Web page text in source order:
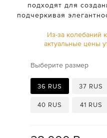
подходят для
подчеркивая
Из-за колебаний
актуальные цены
Выберите размер
36 RUS 37 RUS
40 RUS 41 RUS